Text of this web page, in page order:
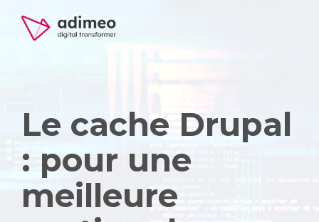
Le cache Drupal
: pour une
meilleure